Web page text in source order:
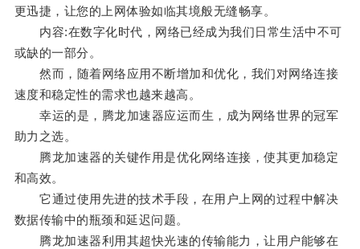
更迅捷，让您的上网体验如临其境般无缝畅享。
内容:在数字化时代，网络已经成为我们日常生活中不可
或缺的一部分。
然而，随着网络应用不断增加和优化，我们对网络连接
速度和稳定性的需求也越来越高。
幸运的是，腾龙加速器应运而生，成为网络世界的冠军
助力之选。
腾龙加速器的关键作用是优化网络连接，使其更加稳定
和高效。
它通过使用先进的技术手段，在用户上网的过程中解决
数据传输中的瓶颈和延迟问题。
腾龙加速器利用其超快光速的传输能力，让用户能够在